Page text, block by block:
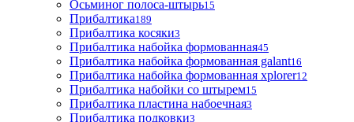
Осьминог полоса-штырь15
Прибалтика189
Прибалтика косяки3
Прибалтика набойка формованная45
Прибалтика набойка формованная galant16
Прибалтика набойка формованная xplorer12
Прибалтика набойки со штырем15
Прибалтика пластина набоечная3
Прибалтика подковки3